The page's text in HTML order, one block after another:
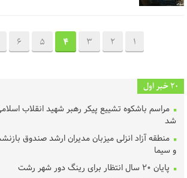
1
2
3
4
5
6
20 خبر اول
مراسم باشکوه تشییع پیکر رهبر شهید انقلاب
شد
منطقه آزاد انزلی میزبان مدیران ارشد صندوق
و سیما
پایان ۲۰ سال انتظار برای رینگ دور شهر رشت